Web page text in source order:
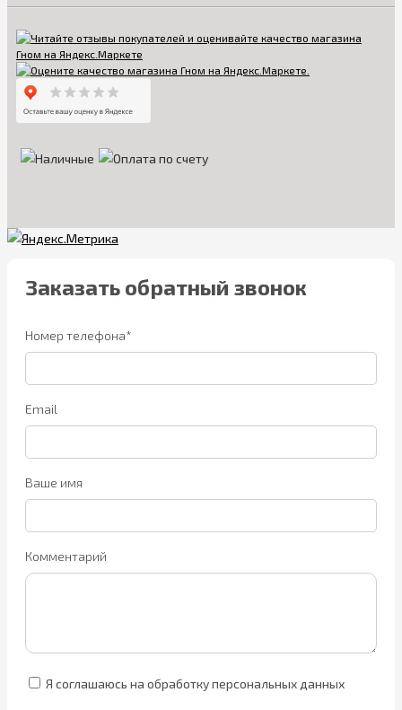
Заказать обратный звонок
Номер телефона*
Email
Ваше имя
Комментарий
Я соглашаюсь на обработку персональных данных